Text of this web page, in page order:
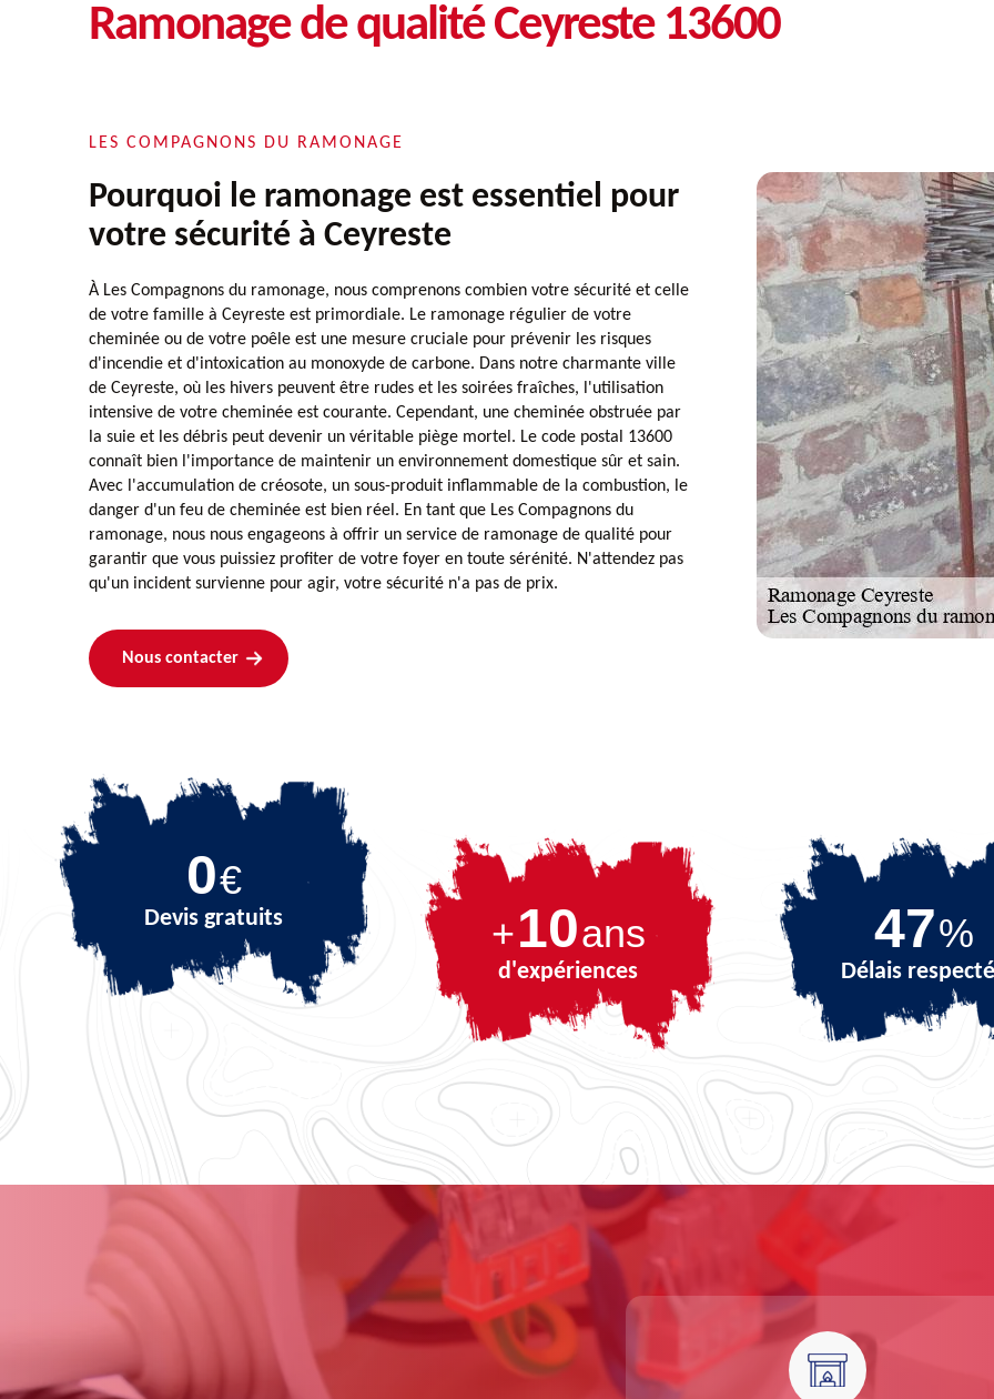
Ramonage de qualité Ceyreste 13600
LES COMPAGNONS DU RAMONAGE
Pourquoi le ramonage est essentiel pour
votre sécurité à Ceyreste
À Les Compagnons du ramonage, nous comprenons combien votre sécurité et celle
de votre famille à Ceyreste est primordiale. Le ramonage régulier de votre
cheminée ou de votre poêle est une mesure cruciale pour prévenir les risques
d'incendie et d'intoxication au monoxyde de carbone. Dans notre charmante ville
de Ceyreste, où les hivers peuvent être rudes et les soirées fraîches, l'utilisation
intensive de votre cheminée est courante. Cependant, une cheminée obstruée par
la suie et les débris peut devenir un véritable piège mortel. Le code postal 13600
connaît bien l'importance de maintenir un environnement domestique sûr et sain.
Avec l'accumulation de créosote, un sous-produit inflammable de la combustion, le
danger d'un feu de cheminée est bien réel. En tant que Les Compagnons du
ramonage, nous nous engageons à offrir un service de ramonage de qualité pour
garantir que vous puissiez profiter de votre foyer en toute sérénité. N'attendez pas
qu'un incident survienne pour agir, votre sécurité n'a pas de prix.
Nous contacter
0€
Devis gratuits +10ans
d'expériences
67%
Délais